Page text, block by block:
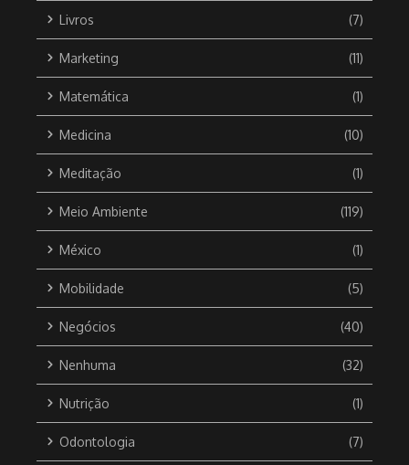
Livros (7)
Marketing (11)
Matemática (1)
Medicina (10)
Meditação (1)
Meio Ambiente (119)
México (1)
Mobilidade (5)
Negócios (40)
Nenhuma (32)
Nutrição (1)
Odontologia (7)